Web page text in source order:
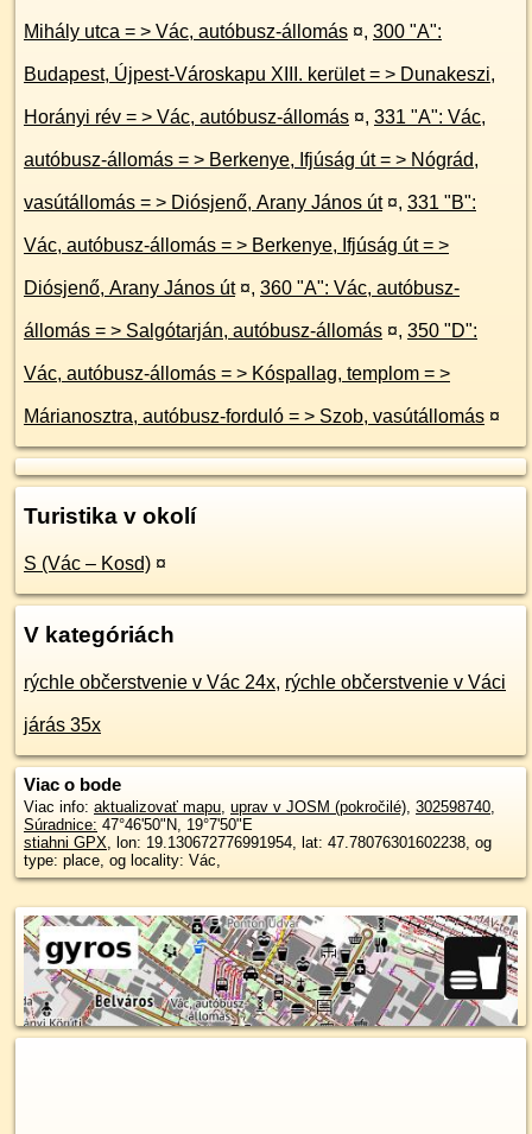
Mihály utca = > Vác, autóbusz-állomás ¤, 300 "A":
Budapest, Újpest-Városkapu XIII. kerület = > Dunakeszi,
Horányi rév = > Vác, autóbusz-állomás ¤, 331 "A": Vác,
autóbusz-állomás = > Berkenye, Ifjúság út = > Nógrád,
vasútállomás = > Diósjenő, Arany János út ¤, 331 "B":
Vác, autóbusz-állomás = > Berkenye, Ifjúság út = >
Diósjenő, Arany János út ¤, 360 "A": Vác, autóbusz-
állomás = > Salgótarján, autóbusz-állomás ¤, 350 "D":
Vác, autóbusz-állomás = > Kóspallag, templom = >
Márianosztra, autóbusz-forduló = > Szob, vasútállomás ¤
Turistika v okolí
S (Vác – Kosd) ¤
V kategóriách
rýchle občerstvenie v Vác 24x, rýchle občerstvenie v Váci
járás 35x
Viac o bode
Viac info: aktualizovať mapu, uprav v JOSM (pokročilé), 302598740,
Súradnice: 47°46'50"N, 19°7'50"E
stiahni GPX, lon: 19.130672776991954, lat: 47.78076301602238, og
type: place, og locality: Vác,